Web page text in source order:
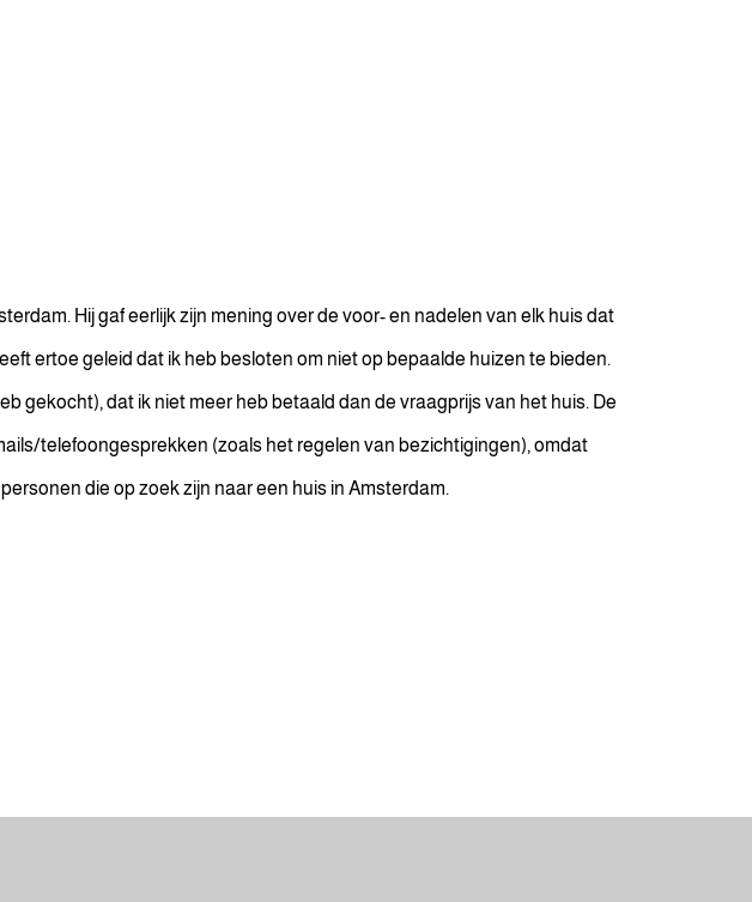
Hij gaf eerlijk zijn mening over de voor- en nadelen van elk huis dat
ertoe geleid dat ik heb besloten om niet op bepaalde huizen te bieden.
gekocht), dat ik niet meer heb betaald dan de vraagprijs van het huis. De
telefoongesprekken (zoals het regelen van bezichtigingen), omdat
die op zoek zijn naar een huis in Amsterdam.